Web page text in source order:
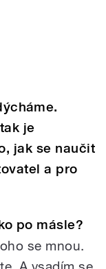
je
jak se naučit
a pro
po másle?
se mnou.